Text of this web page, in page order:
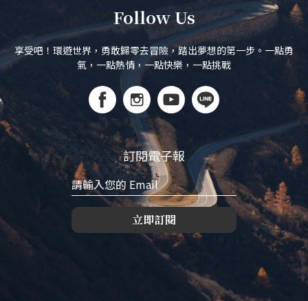
Follow Us
享受吧！環遊世界，勇敢歸零去冒險，踏出夢想的第一步。一點勇
氣，一點熱情，一點快樂，一點挑戰
訂閱電子報
立即訂閱